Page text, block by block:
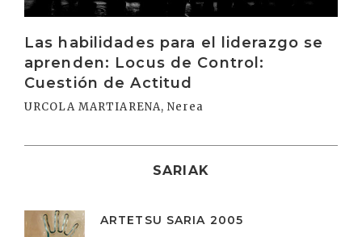
Las habilidades para el liderazgo se
aprenden: Locus de Control:
Cuestión de Actitud
URCOLA MARTIARENA, Nerea
SARIAK
ARTETSU SARIA 2005